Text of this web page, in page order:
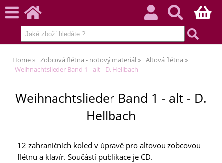
Home Zobcová flétna - notový materiál
Altová flétna
Weihnachtslieder Band 1 - alt - D. Hellbach
Weihnachtslieder Band 1 - alt - D.
Hellbach
12 zahraničních koled v úpravě pro altovou zobcovou
flétnu a klavír. Součástí publikace je CD.